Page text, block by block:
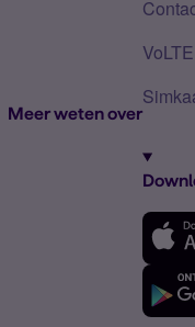
Meer weten over